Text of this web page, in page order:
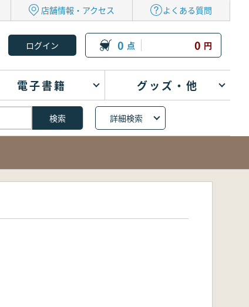
店舗情報・アクセス よくある質問
0 点 0 円
電子書籍 グッズ・他
詳細検索